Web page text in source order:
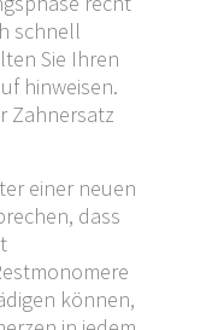
recht
schnell
Sie Ihren
hinweisen.
Zahnersatz
einer neuen
dass
können,